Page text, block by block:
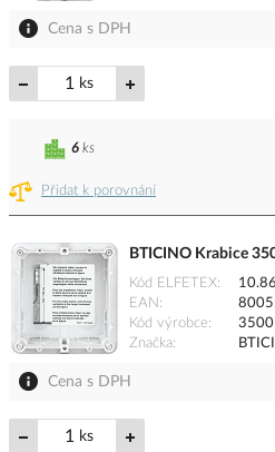
Cena s DPH
ks
Přidat k porovnání
6 ks
BTICINO Krabice
Kód ELFETEX
EAN
Kód výrobce
Značka
Cena s DPH
ks